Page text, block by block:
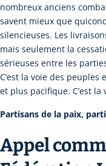
nombreux anciens
savent mieux que
silencieuses. Les
mais seulement la
sérieuses entre les
C’est la voie des
et plus pacifique. C’est la
Partisans de la paix,
Appel